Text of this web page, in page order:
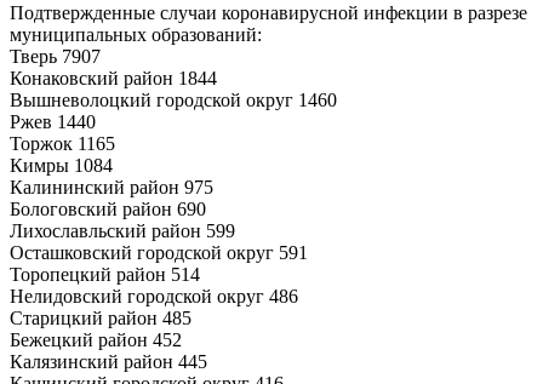
Подтвержденные случаи коронавирусной инфекции в разрезе
муниципальных образований:
Тверь 7907
Конаковский район 1844
Вышневолоцкий городской округ 1460
Ржев 1440
Торжок 1165
Кимры 1084
Калининский район 975
Бологовский район 690
Лихославльский район 599
Осташковский городской округ 591
Торопецкий район 514
Нелидовский городской округ 486
Старицкий район 485
Бежецкий район 452
Калязинский район 445